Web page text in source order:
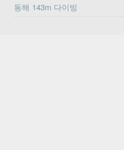
동해 143m 다이빙